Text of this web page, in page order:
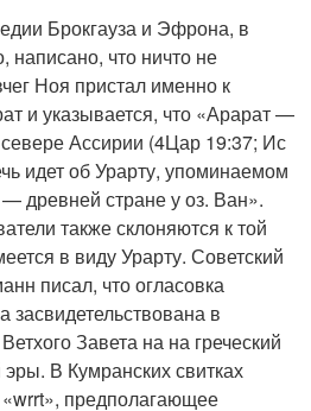
Брокгауза и Эфрона, в
написано, что ничто не
Ноя пристал именно к
и указывается, что «Арарат —
Ассирии (4Цар 19:37; Ис
идет об Урарту, упоминаемом
древней стране у оз. Ван».
также склоняются к той
в виду Урарту. Советский
писал, что огласовка
в
Завета на на греческий
В Кумранских свитках
«wrrt», предполагающее